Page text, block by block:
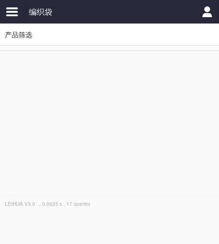
编织袋
产品筛选
LEIHUA V3.0 , 0.0625 s , 17 queries